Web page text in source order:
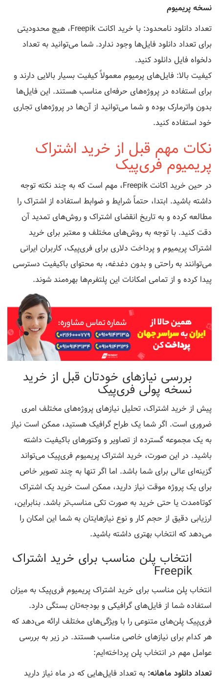
نسخه پریمیوم
تعداد دانلود نامحدود: با خرید اکانت Freepik، هیچ محدودیتی
برای تعداد دانلود فایل‌ها وجود ندارد. شما می‌توانید به تعداد
دلخواه فایل دانلود کنید.
کیفیت بالا: فایل‌های پرمیوم معمولاً کیفیت بسیار بالایی دارند و
برای استفاده در پروژه‌های حرفه‌ای مناسب هستند. این فایل‌ها
بدون واترمارک بوده و شما می‌توانید از آن‌ها در پروژه‌های تجاری
خود استفاده کنید.
نکات مهم قبل از خرید اشتراک
پریمیوم فری‌پیک
در حین خرید اکانت Freepik، مهم است که به چند نکته توجه
داشته باشید. ابتدا، حتماً شرایط و ضوابط استفاده از اشتراک را
مطالعه کرده و به تاریخ انقضای اشتراک و روش‌های تمدید آن
دقت کنید. با توجه به روش‌های مختلف و معتبر برای خرید
اشتراک پریمیوم و پرداخت دلاری برای فری‌پیک، کاربران ایرانی
می‌توانند به راحتی و بدون دغدغه، به محتوای باکیفیت دسترسی
پیدا کرده و از تمامی امکانات این پلتفرم‌ها بهره‌مند شوند.
بررسی نیاز‌های خودتان قبل از خرید
نسخه پولی فری‌پیک
پیش از خرید اشتراک، تحلیل نیازهای پروژه‌های مختلف امری
ضروری است. اگر شما یک طراح گرافیک هستید، ممکن است نیاز
به یک مجموعه گسترده از تصاویر و وکتورهای باکیفیت داشته
باشید. در این صورت، خرید اشتراک پریمیوم فری‌پیک می‌تواند
گزینه‌ای عالی برای شما باشد. اما اگر تنها به چند تصویر خاص
برای یک پروژه موقت نیاز دارید، ممکن است خرید یک اشتراک
کوتاه‌مدت یا حتی خرید به صورت تکی مناسب‌تر باشد. بنابراین،
ارزیابی دقیق از حجم کار و نوع نیازهایتان به شما این امکان را
می‌دهد که انتخاب بهتری داشته باشید.
انتخاب پلن مناسب برای خرید اشتراک
Freepik
انتخاب پلن مناسب برای خرید اشتراک پریمیوم فری‌پیک به میزان
استفاده شما از فایل‌های گرافیکی و بودجه‌تان بستگی دارد.
فری‌پیک پلن‌های متنوعی را با ویژگی‌های مختلف ارائه می‌دهد که
هر کدام برای نیازهای خاصی مناسب هستند. در زیر به بررسی
عوامل مهم در انتخاب پلن پرداخته‌ایم:
تعداد دانلود ماهانه: به تعداد فایل‌هایی که در ماه نیاز دارید